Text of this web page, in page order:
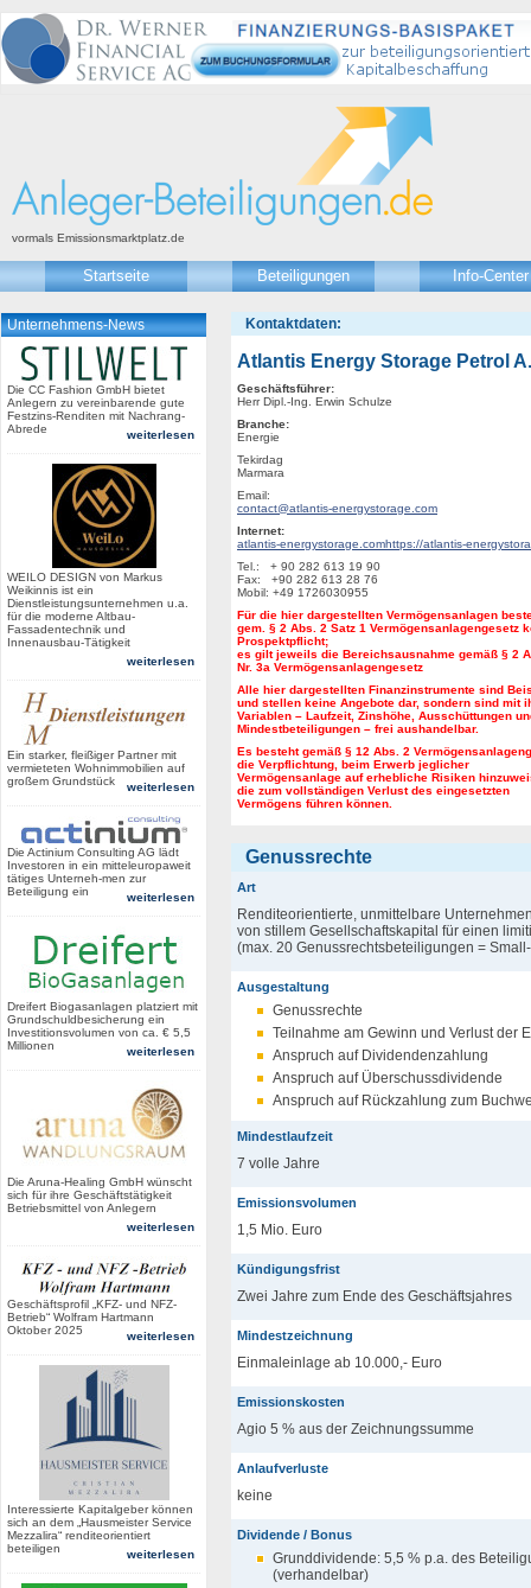
vormals Emissionsmarktplatz.de
Startseite Beteiligungen Info-Center
Unternehmens-News
Die CC Fashion GmbH bietet
Anlegern zu vereinbarende gute
Festzins-Renditen mit Nachrang-
Abrede
weiterlesen
WEILO DESIGN von Markus
Weikinnis ist ein
Dienstleistungsunternehmen u.a.
für die moderne Altbau-
Fassadentechnik und
Innenausbau-Tätigkeit
weiterlesen
Ein starker, fleißiger Partner mit
vermieteten Wohnimmobilien auf
großem Grundstück
weiterlesen
Die Actinium Consulting AG lädt
Investoren in ein mitteleuropaweit
tätiges Unterneh-men zur
Beteiligung ein
weiterlesen
Dreifert Biogasanlagen platziert mit
Grundschuldbesicherung ein
Investitionsvolumen von ca. € 5,5
Millionen
weiterlesen
Die Aruna-Healing GmbH wünscht
sich für ihre Geschäftstätigkeit
Betriebsmittel von Anlegern
weiterlesen
Geschäftsprofil „KFZ- und NFZ-
Betrieb“ Wolfram Hartmann
Oktober 2025
weiterlesen
Interessierte Kapitalgeber können
sich an dem „Hausmeister Service
Mezzalira“ renditeorientiert
beteiligen
weiterlesen
Kontaktdaten:
Atlantis Energy Storage Petrol
Geschäftsführer:
Herr Dipl.-Ing. Erwin Schulze
Branche:
Energie
Tekirdag
Marmara
Email:
contact@atlantis-energystorage.com
Internet:
atlantis-energystorage.comhttps://atlantis-
Tel.: + 90 282 613 19 90
Fax: +90 282 613 28 76
Mobil: +49 1726030955
Für die hier dargestellten Vermögensanlagen
gem. § 2 Abs. 2 Satz 1 Vermögensanlagengesetz
Prospektpflicht;
es gilt jeweils die Bereichsausnahme gemäß § 2
Nr. 3a Vermögensanlagengesetz
Alle hier dargestellten Finanzinstrumente sind
und stellen keine Angebote dar, sondern sind mit
Variablen – Laufzeit, Zinshöhe, Ausschüttungen
Mindestbeteiligungen – frei aushandelbar.
Es besteht gemäß § 12 Abs. 2
die Verpflichtung, beim Erwerb jeglicher
Vermögensanlage auf erhebliche Risiken
die zum vollständigen Verlust des eingesetzten
Vermögens führen können.
Genussrechte
Art
Renditeorientierte, unmittelbare
von stillem Gesellschaftskapital für einen
(max. 20 Genussrechtsbeteiligungen =
Ausgestaltung
Genussrechte
Teilnahme am Gewinn und Verlust der
Anspruch auf Dividendenzahlung
Anspruch auf Überschussdividende
Anspruch auf Rückzahlung zum
Mindestlaufzeit
7 volle Jahre
Emissionsvolumen
1,5 Mio. Euro
Kündigungsfrist
Zwei Jahre zum Ende des Geschäftsjahres
Mindestzeichnung
Einmaleinlage ab 10.000,- Euro
Emissionskosten
Agio 5 % aus der Zeichnungssumme
Anlaufverluste
keine
Dividende / Bonus
Grunddividende: 5,5 % p.a. des
(verhandelbar)